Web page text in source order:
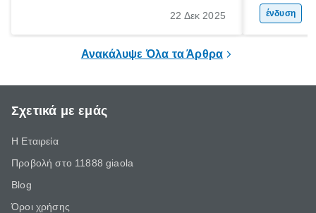
δυστυχώς τα αποτελέσματα στα ρούχα ή
στο πλυντήριο; Μην το κάνεις!
22 Δεκ 2025
που
ένδυση
Ανακάλυψε Όλα τα Άρθρα
Σχετικά με εμάς
Η Εταιρεία
Προβολή στο 11888 giaola
Blog
Όροι χρήσης